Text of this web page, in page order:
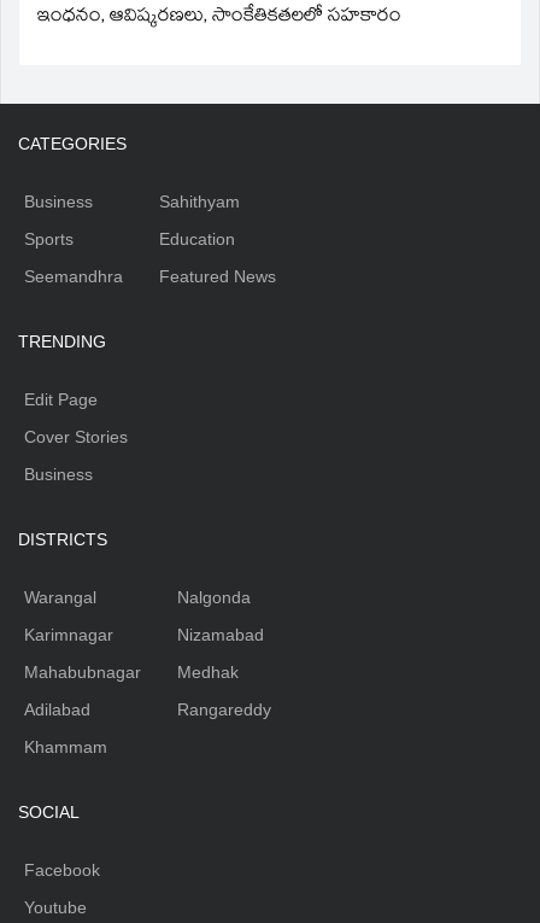
ఇంధనం, ఆవిష్కరణలు, సాంకేతికతలలో సహకారం
CATEGORIES
Business
Sports
Seemandhra
Sahithyam
Education
Featured News
TRENDING
Edit Page
Cover Stories
Business
DISTRICTS
Warangal
Karimnagar
Mahabubnagar
Adilabad
Khammam
Nalgonda
Nizamabad
Medhak
Rangareddy
SOCIAL
Facebook
Youtube